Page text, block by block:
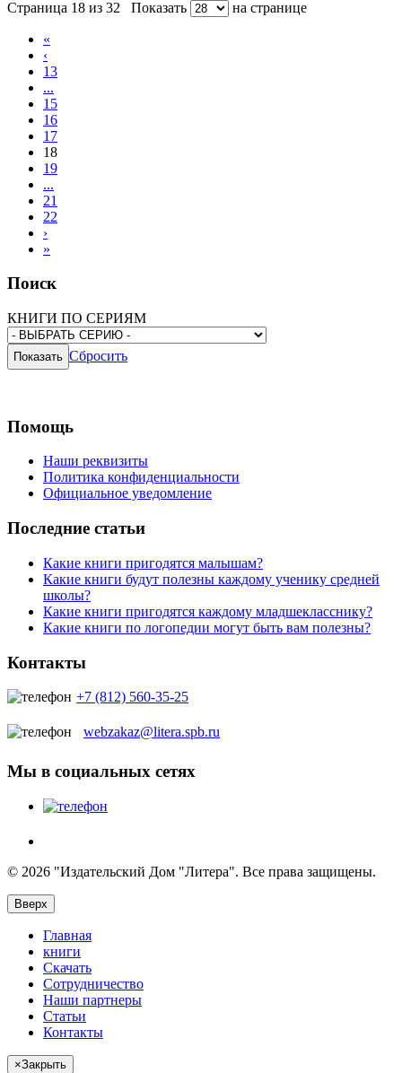
Страница 18 из 32 Показать на странице
«
‹
13
...
15
16
17
18
19
...
21
22
›
»
Поиск
КНИГИ ПО СЕРИЯМ
Сбросить
Помощь
Наши реквизиты
Политика конфиденциальности
Официальное уведомление
Последние статьи
Какие книги пригодятся малышам?
Какие книги будут полезны каждому ученику средней
школы?
Какие книги пригодятся каждому младшекласснику?
Какие книги по логопедии могут быть вам полезны?
Контакты
+7 (812) 560-35-25
webzakaz@litera.spb.ru
Мы в социальных сетях
© 2026 "Издательский Дом "Литера". Все права защищены.
Вверх
Главная
книги
Скачать
Сотрудничество
Наши партнеры
Статьи
Контакты
×Закрыть